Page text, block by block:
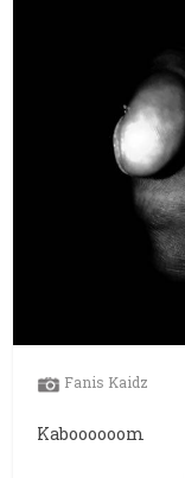
Fanis Kaidz
Kaboooooom